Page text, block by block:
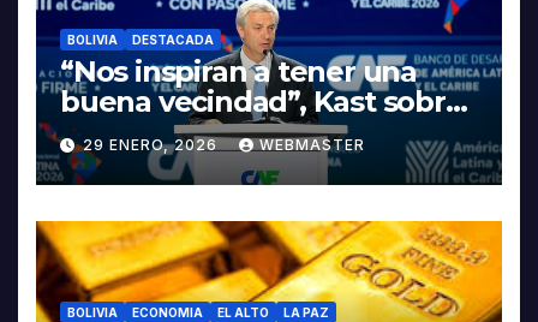
BOLIVIA DESTACADA
“Nos inspiran a tener una
buena vecindad”, Kast sobre
discurso del presidente
Rodrigo Paz
29 ENERO, 2026 WEBMASTER
BOLIVIA ECONOMIA EL ALTO LA PAZ